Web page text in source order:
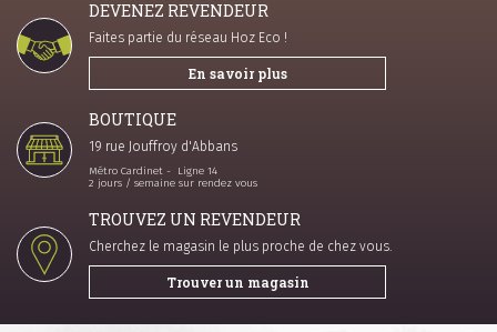
DEVENEZ REVENDEUR
Faites partie du réseau Hoz Eco !
En savoir plus
BOUTIQUE
19 rue Jouffroy d'Abbans
Métro Cardinet - Ligne 14
2 jours / semaine sur rendez vous
TROUVEZ UN REVENDEUR
Cherchez le magasin le plus proche de chez vous.
Trouver un magasin